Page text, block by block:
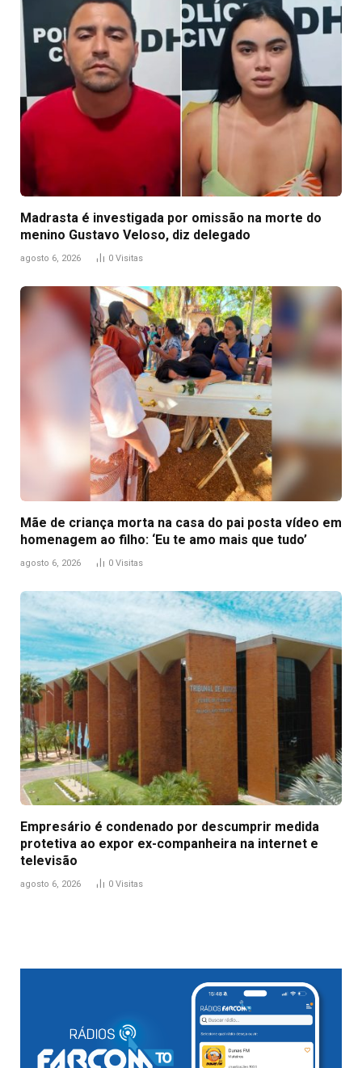
Madrasta é investigada por omissão na morte do
menino Gustavo Veloso, diz delegado
agosto 6, 2026 0 Visitas
Mãe de criança morta na casa do pai posta vídeo em
homenagem ao filho: ‘Eu te amo mais que tudo’
agosto 6, 2026 0 Visitas
Empresário é condenado por descumprir medida
protetiva ao expor ex-companheira na internet e
televisão
agosto 6, 2026 0 Visitas